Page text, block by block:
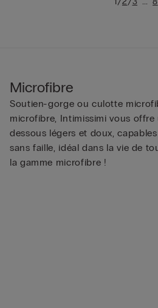
Microfibre
Soutien-gorge ou culotte
microfibre, Intimissimi vous
dessous légers et doux,
sans faille, idéal dans la vie de
la gamme microfibre !